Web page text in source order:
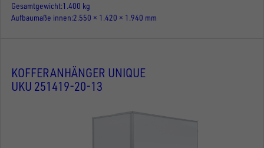
Gesamtgewicht 1.400 kg
Aufbaumaße innen 2.550 × 1.420 × 1.940 mm
KOFFERANHÄNGER UNIQUE
UKU 251419-20-13